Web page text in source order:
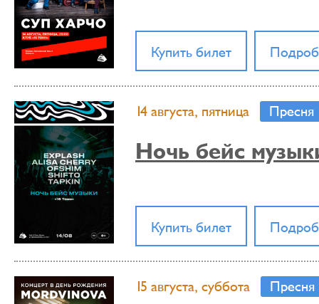
Купить билет
14 августа, пятница Пресня
Ночь бейс
Купить билет
15 августа, суббота Пресня